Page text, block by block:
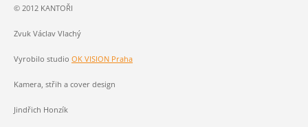
© 2012 KANTOŘI
Zvuk Václav Vlachý
Vyrobilo studio OK VISION Praha
Kamera, střih a cover design
Jindřich Honzík